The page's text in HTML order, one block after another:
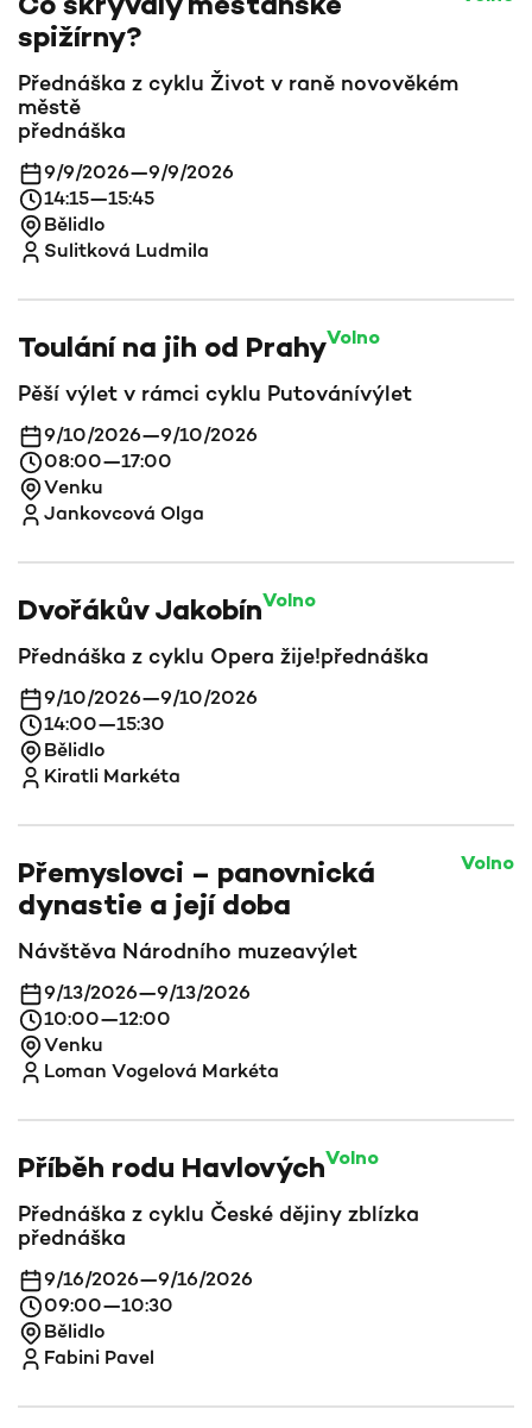
Co skrývaly měšťanské
spižírny?
Přednáška z cyklu Život v raně novověkém
městě
přednáška
9/9/2026—9/9/2026
14:15—15:45
Bělidlo
Sulitková Ludmila
Toulání na jih od PrahyVolno
Pěší výlet v rámci cyklu Putovánívýlet
9/10/2026—9/10/2026
08:00—17:00
Venku
Jankovcová Olga
Dvořákův JakobínVolno
Přednáška z cyklu Opera žije!přednáška
9/10/2026—9/10/2026
14:00—15:30
Bělidlo
Kiratli Markéta
Přemyslovci – panovnická
dynastie a její doba
Volno
Návštěva Národního muzeavýlet
9/13/2026—9/13/2026
10:00—12:00
Venku
Loman Vogelová Markéta
Příběh rodu HavlovýchVolno
Přednáška z cyklu České dějiny zblízka
přednáška
9/16/2026—9/16/2026
09:00—10:30
Bělidlo
Fabini Pavel